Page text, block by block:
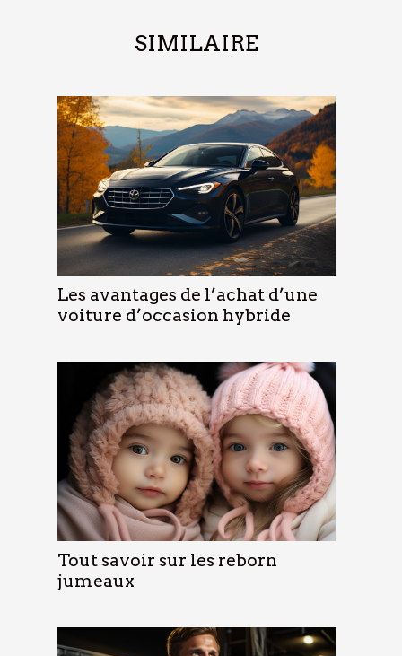
SIMILAIRE
Les avantages de l’achat d’une
voiture d’occasion hybride
Tout savoir sur les reborn
jumeaux